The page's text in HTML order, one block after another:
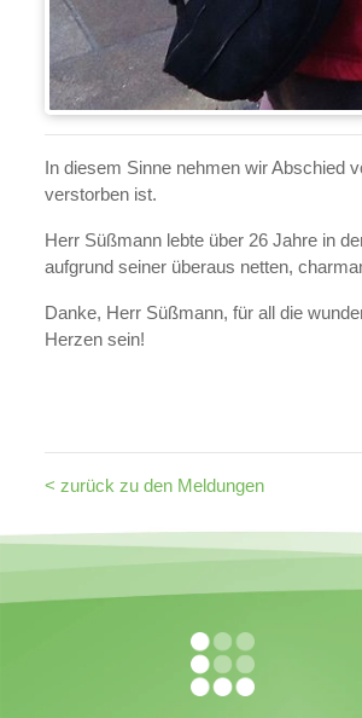
In diesem Sinne nehmen wir Abschied
verstorben ist.
Herr Süßmann lebte über 26 Jahre in
aufgrund seiner überaus netten,
Danke, Herr Süßmann, für all die
Herzen sein!
< zurück zu den Meldungen